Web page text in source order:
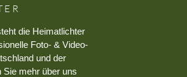
die Heimatlichter
Foto- & Video-
und der
Sie mehr über uns